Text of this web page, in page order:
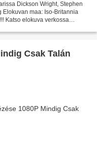
Dickson Wright, Stephen
maa: Iso-Britannia
Katso elokuva verkossa
Csak Talán